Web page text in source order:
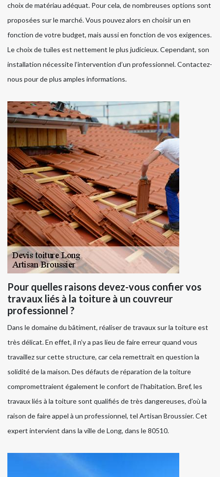
choix de matériau adéquat. Pour cela, de nombreuses options sont
proposées sur le marché. Vous pouvez alors en choisir un en
fonction de votre budget, mais aussi en fonction de vos exigences.
Le choix de tuiles est nettement le plus judicieux. Cependant, son
installation nécessite l’intervention d’un professionnel. Contactez-
nous pour de plus amples informations.
Pour quelles raisons devez-vous confier vos
travaux liés à la toiture à un couvreur
professionnel ?
Dans le domaine du bâtiment, réaliser de travaux sur la toiture est
très délicat. En effet, il n’y a pas lieu de faire erreur quand vous
travaillez sur cette structure, car cela remettrait en question la
solidité de la maison. Des défauts de réparation de la toiture
compromettraient également le confort de l’habitation. Bref, les
travaux liés à la toiture sont qualifiés de très dangereuses, d’où la
raison de faire appel à un professionnel, tel Artisan Broussier. Cet
expert intervient dans la ville de Long, dans le 80510.